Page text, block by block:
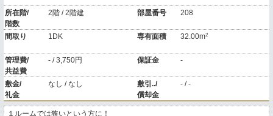
所在階/
階数
2階 / 2階建 部屋番号 208
間取り 1DK 専有面積 32.00m2
管理費/
共益費
- / 3,750円 保証金 -
敷金/
礼金
なし / なし
敷引../
償却金
- / -
１ルームでは狭いという方に！